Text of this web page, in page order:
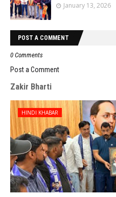
January 13, 2026
POST A COMMENT
0 Comments
Post a Comment
Zakir Bharti
HINDI KHABAR